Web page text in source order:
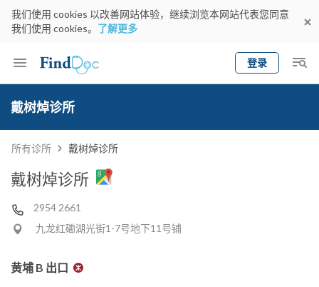
我们使用 cookies 以改善网站体验，继续浏览本网站代表您同意
我们使用 cookies。 了解更多
登录
Keyword
戴树焯诊所
所有诊所 戴树焯诊所
戴树焯诊所
2954 2661
九龙红磡湖光街1-7号地下11号铺
黄埔 B 出口